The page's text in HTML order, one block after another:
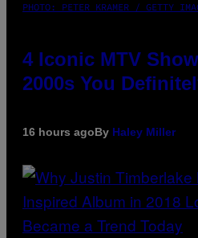
PHOTO: PETER KRAMER / GETTY
4 Iconic MTV
2000s You
16 hours agoBy Haley Miller